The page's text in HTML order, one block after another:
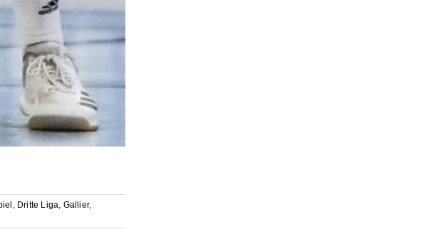
, Dritte Liga, Gallier,